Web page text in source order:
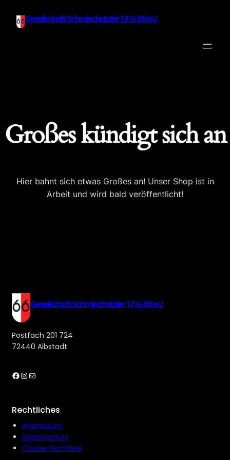
Gesellschaft Schmiechataler T.F.G. 66 e.V.
Großes kündigt sich an
Hier bahnt sich etwas Großes an! Unser Shop ist in
Arbeit und wird bald veröffentlicht!
Gesellschaft Schmiechataler T.F.G. 66 e.V.
Postfach 201 724
72440 Albstadt
Facebook InstagramE-Mail
Rechtliches
Impressum
Datenschutz
Cookie-Richtlinie